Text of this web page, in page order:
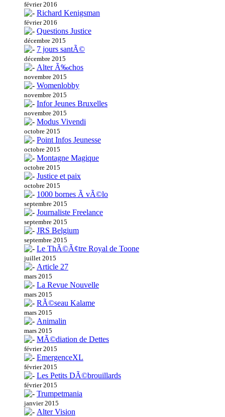
février 2016
Richard Kenigsman
février 2016
Questions Justice
décembre 2015
7 jours santÃ©
décembre 2015
Alter Ã‰chos
novembre 2015
Womenlobby
novembre 2015
Infor Jeunes Bruxelles
novembre 2015
Modus Vivendi
octobre 2015
Point Infos Jeunesse
octobre 2015
Montagne Magique
octobre 2015
Justice et paix
octobre 2015
1000 bornes Ã vÃ©lo
septembre 2015
Journaliste Freelance
septembre 2015
JRS Belgium
septembre 2015
Le ThÃ©Ã¢tre Royal de Toone
juillet 2015
Article 27
mars 2015
La Revue Nouvelle
mars 2015
RÃ©seau Kalame
mars 2015
Animalin
mars 2015
MÃ©diation de Dettes
février 2015
EmergenceXL
février 2015
Les Petits DÃ©brouillards
février 2015
Trumpetmania
janvier 2015
Alter Vision